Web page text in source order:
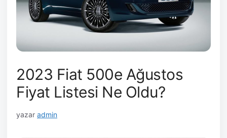
2023 Fiat 500e Ağustos
Fiyat Listesi Ne Oldu?
yazar admin